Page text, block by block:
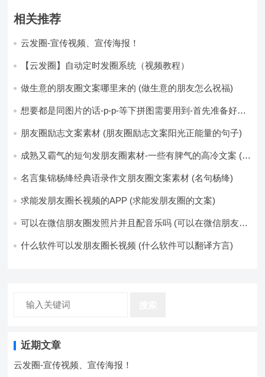
相关推荐
云发圈-宣传视频、宣传海报！
【云发圈】自动定时发圈系统（视频教程）
做生意的朋友圈文案哪里来的 (做生意的朋友怎么祝福)
想要都是同图片的话-p-p-等下拼图需要用到-首先准备好最
片-如果想要图片都不同得话-1-p-可以准备好45张的不同图
朋友圈励志文案素材 (朋友圈励志文案阳光正能量的句子)
成熟又霸气的短句发朋友圈素材-一些有脾气的高冷文案 (成
名言集锦杨绛经典语录作文朋友圈文案素材 (名句杨绛)
求能发朋友圈长视频的APP (求能发朋友圈的文案)
可以在微信朋友圈发照片并且配音乐吗 (可以在微信朋友圈
什么软件可以发朋友圈长视频 (什么软件可以翻译方言)
近期文章
云发圈-宣传视频、宣传海报！